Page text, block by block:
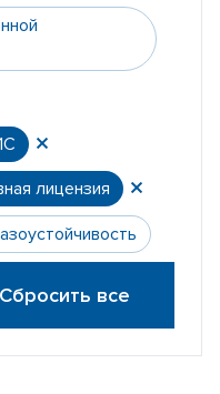
лицензия
Сбросить все